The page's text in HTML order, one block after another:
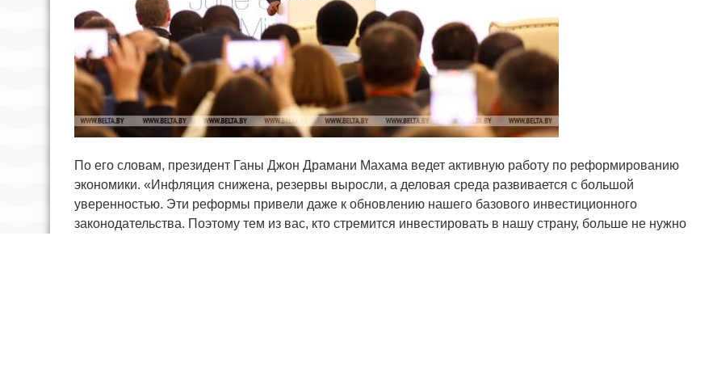
сейчас страны уделяют особое внимание экономическим связям. «Мы ищем партнерства в самых разных
секторах: от традиционного бизнеса до цифровой экономики, искусственного интеллекта и, что не менее
важно, в сфере горнодобывающих услуг, что крайне необходимо нам. Как многим из вас известно, Гана
является значимым игроком в горнодобывающем секторе, в частности в добыче и переработке золота в
Африке и других странах мира, — отметил он. — Мы видим уникальную возможность создать синергию,
которая позволит процветать нашим двум странам и народам».